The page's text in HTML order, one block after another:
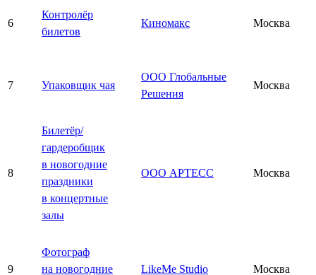
6
Контролёр
билетов
Киномакс Москва
7 Упаковщик чая
ООО Глобальные
Решения
Москва
8
Билетёр/
гардеробщик
в новогодние
праздники
в концертные
залы
ООО АРТЕСС Москва
9
Фотограф
на новогодние
LikeMe Studio Москва